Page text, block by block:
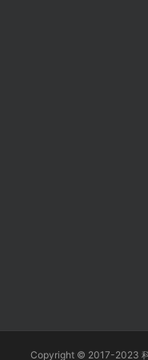
Copyright © 2017-2023